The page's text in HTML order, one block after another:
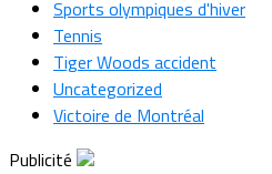
Sports olympiques d'hiver
Tennis
Tiger Woods accident
Uncategorized
Victoire de Montréal
Publicité